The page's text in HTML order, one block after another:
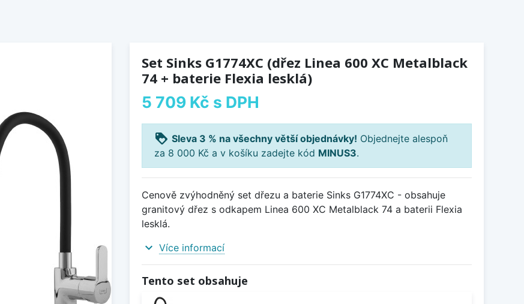
Set Sinks G1774XC (dřez Linea 600 XC Metalblack
74 + baterie Flexia lesklá)
5 709 Kč s DPH
loyalty Sleva 3 % na všechny větší objednávky! Objednejte alespoň
za 8 000 Kč a v košíku zadejte kód MINUS3.
Cenově zvýhodněný set dřezu a baterie Sinks G1774XC - obsahuje
granitový dřez s odkapem Linea 600 XC Metalblack 74 a baterii Flexia
lesklá.
expand_more Více informací
Tento set obsahuje